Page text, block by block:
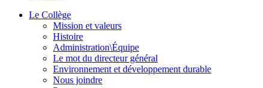
Le Collège
Mission et valeurs
Histoire
Administration\Équipe
Le mot du directeur général
Environnement et développement durable
Nous joindre